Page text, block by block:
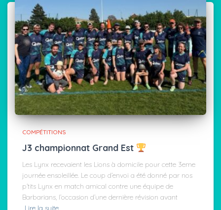
COMPÉTITIONS
J3 championnat Grand Est
Les Lynx recevaient les Lions à domicile pour cette 3eme
journée ensoleillée. Le coup d’envoi a été donné par nos
p’tits Lynx en match amical contre une équipe de
Barbarians, l’occasion d’une dernière révision avant
Lire la suite